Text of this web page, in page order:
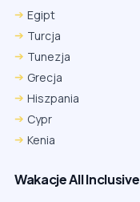
Egipt
Turcja
Tunezja
Grecja
Hiszpania
Cypr
Kenia
Wakacje All Inclusive